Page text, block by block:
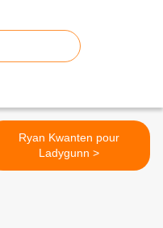
Ryan Kwanten pour
Ladygunn >